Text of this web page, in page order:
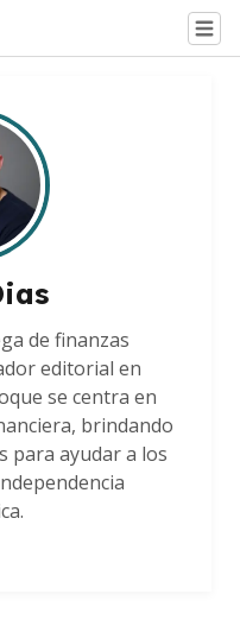
de finanzas
editorial en
se centra en
brindando
para ayudar a los